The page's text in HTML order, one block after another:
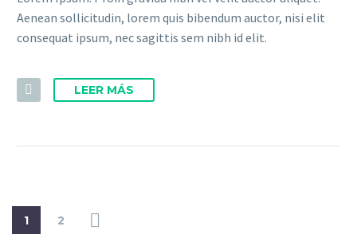
Aenean sollicitudin, lorem quis bibendum auctor, nisi elit
consequat ipsum, nec sagittis sem nibh id elit.
LEER MÁS
1 2